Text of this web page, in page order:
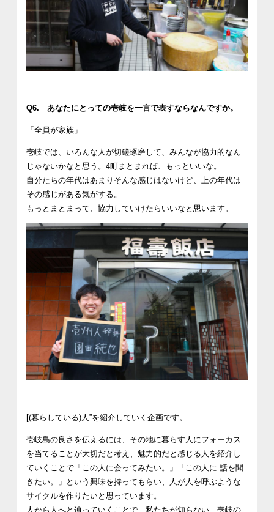
Q6. あなたにとっての壱岐を一言で表すならなんですか。
「全員が家族」
壱岐では、いろんな人が切磋琢磨して、みんなが協力的なん
じゃないかなと思う。4町まとまれば、もっといいな。
自分たちの年代はあまりそんな感じはないけど、上の年代は
その感じがある気がする。
もっとまとまって、協力していけたらいいなと思います。
[(暮らしている)人”を紹介していく企画です。
壱岐島の良さを伝えるには、その地に暮らす人にフォーカス
を当てることが大切だと考え、魅力的だと感じる人を紹介し
ていくことで「この人に会ってみたい。」「この人に 話を聞
きたい。」という興味を持ってもらい、人が人を呼ぶような
サイクルを作りたいと思っています。
人から人へと辿っていくことで、私たちが知らない、壱岐の